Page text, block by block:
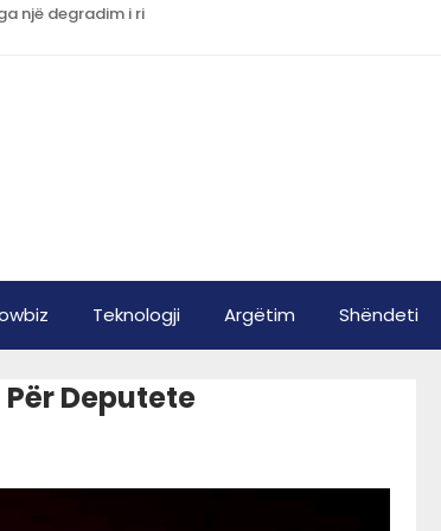
një degradim i ri
Teknologji Argëtim Shëndeti
Deputete